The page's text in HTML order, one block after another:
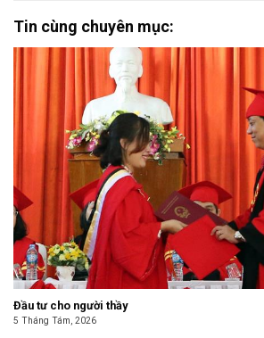
Tin cùng chuyên mục:
Đầu tư cho người thầy
5 Tháng Tám, 2026